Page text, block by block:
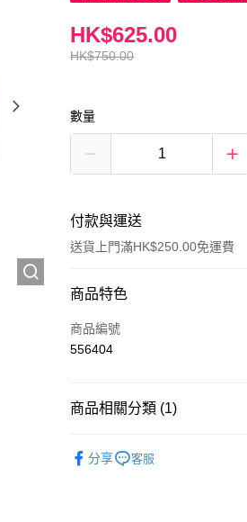
HK$750.00
HK$625.00
數量
付款與運送
送貨上門滿HK$250.00免運費
付款方式
信用卡
商品特色
商品編號
556404
商品相關分類 (1)
分享
客服